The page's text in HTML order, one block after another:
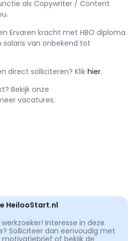
als Copywriter / Content
Ervaren kracht met HBO diploma.
salaris van onbekend tot
direct solliciteren? Klik hier.
Bekijk onze
vacatures.
HeilooStart.nl
Interesse in deze
Solliciteer dan eenvoudig met